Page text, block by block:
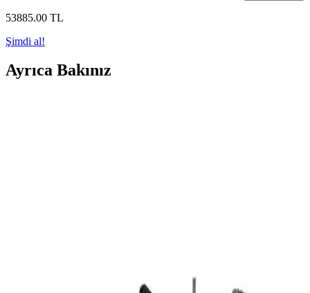
53885.00 TL
Şimdi al!
Ayrıca Bakınız
özellikleri sayesinde çeşitli uygulamalarda kullanım sağlar.